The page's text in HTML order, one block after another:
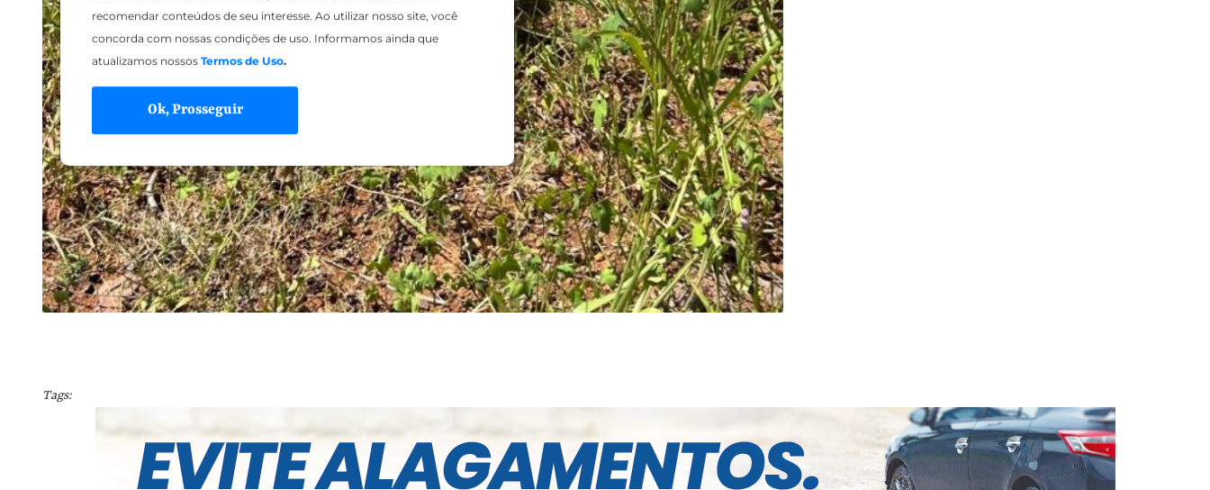
recomendar conteúdos de seu interesse. Ao utilizar nosso site, você
concorda com nossas condições de uso. Informamos ainda que
atualizamos nossosTermos de Uso.
Ok, Prosseguir
Tags: